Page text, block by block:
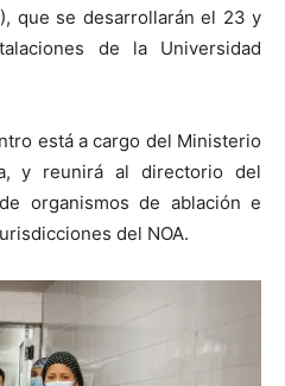
que se desarrollarán el 23 y
de la Universidad
está a cargo del Ministerio
y reunirá al directorio del
organismos de ablación e
del NOA.